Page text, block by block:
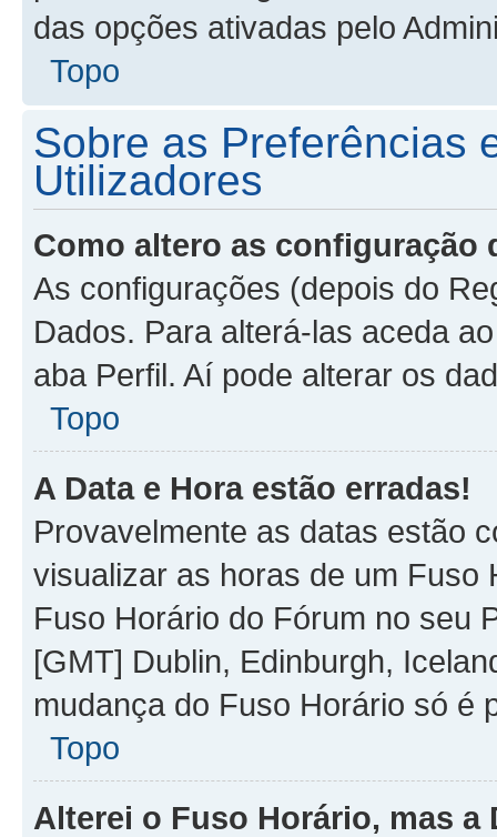
das opções ativadas pelo
Topo
Sobre as Preferências
Utilizadores
Como altero as configuração
As configurações (depois do
Dados. Para alterá-las aceda
aba Perfil. Aí pode alterar os
Topo
A Data e Hora estão erradas!
Provavelmente as datas estão
visualizar as horas de um Fuso
Fuso Horário do Fórum no seu
[GMT] Dublin, Edinburgh,
mudança do Fuso Horário só é
Topo
Alterei o Fuso Horário, mas a